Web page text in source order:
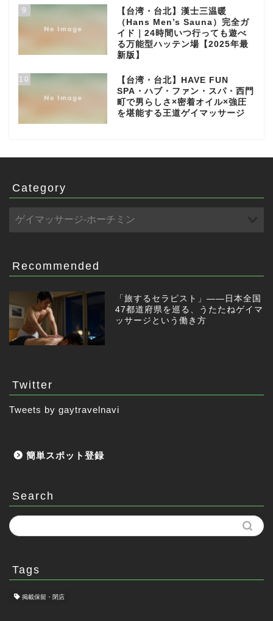
9
【台湾・台北】漢士三温暖
（Hans Men’s Sauna）完全ガ
イド｜24時間いつ行っても遊べ
る万能型ハッテン場【2025年最
新版】
10
【台湾・台北】HAVE FUN
SPA・ハブ・ファン・スパ・西門
町で男らしさ×密着オイル×強圧
を堪能する王道ゲイマッサージ
Category
Recommended
「旅するセラピスト」——日本全国
47都道府県を巡る、うたたねゲイマ
ッサージという働き方
Twitter
Tweets by gaytravelnavi
簡単スポット登録
Search
Tags
掲載保留・閉店